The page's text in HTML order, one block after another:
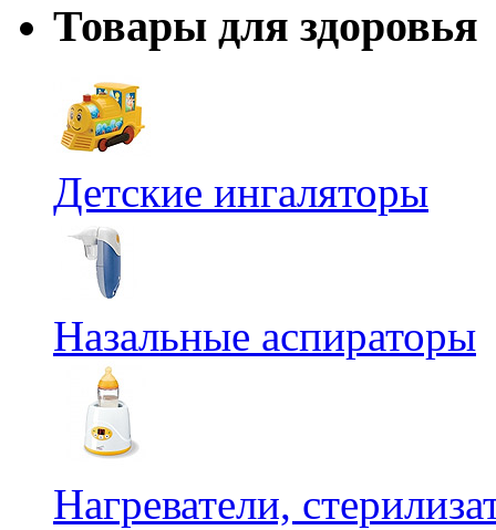
Товары для здоровья
Детские ингаляторы
Назальные аспираторы
Нагреватели,